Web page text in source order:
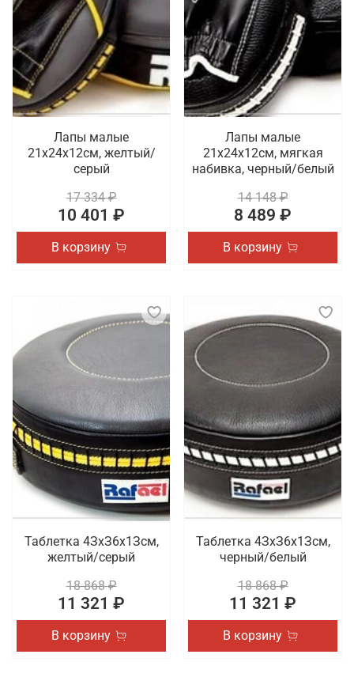
Лапы малые
21х24х12см, желтый/
серый
17 334 ₽
10 401 ₽
В корзину
Лапы малые
21х24х12см, мягкая
набивка, черный/белый
14 148 ₽
8 489 ₽
В корзину
Таблетка 4ЗхЗ6х1Зсм,
желтый/серый
18 868 ₽
11 321 ₽
В корзину
Таблетка 4ЗхЗ6х1Зсм,
черный/белый
18 868 ₽
11 321 ₽
В корзину